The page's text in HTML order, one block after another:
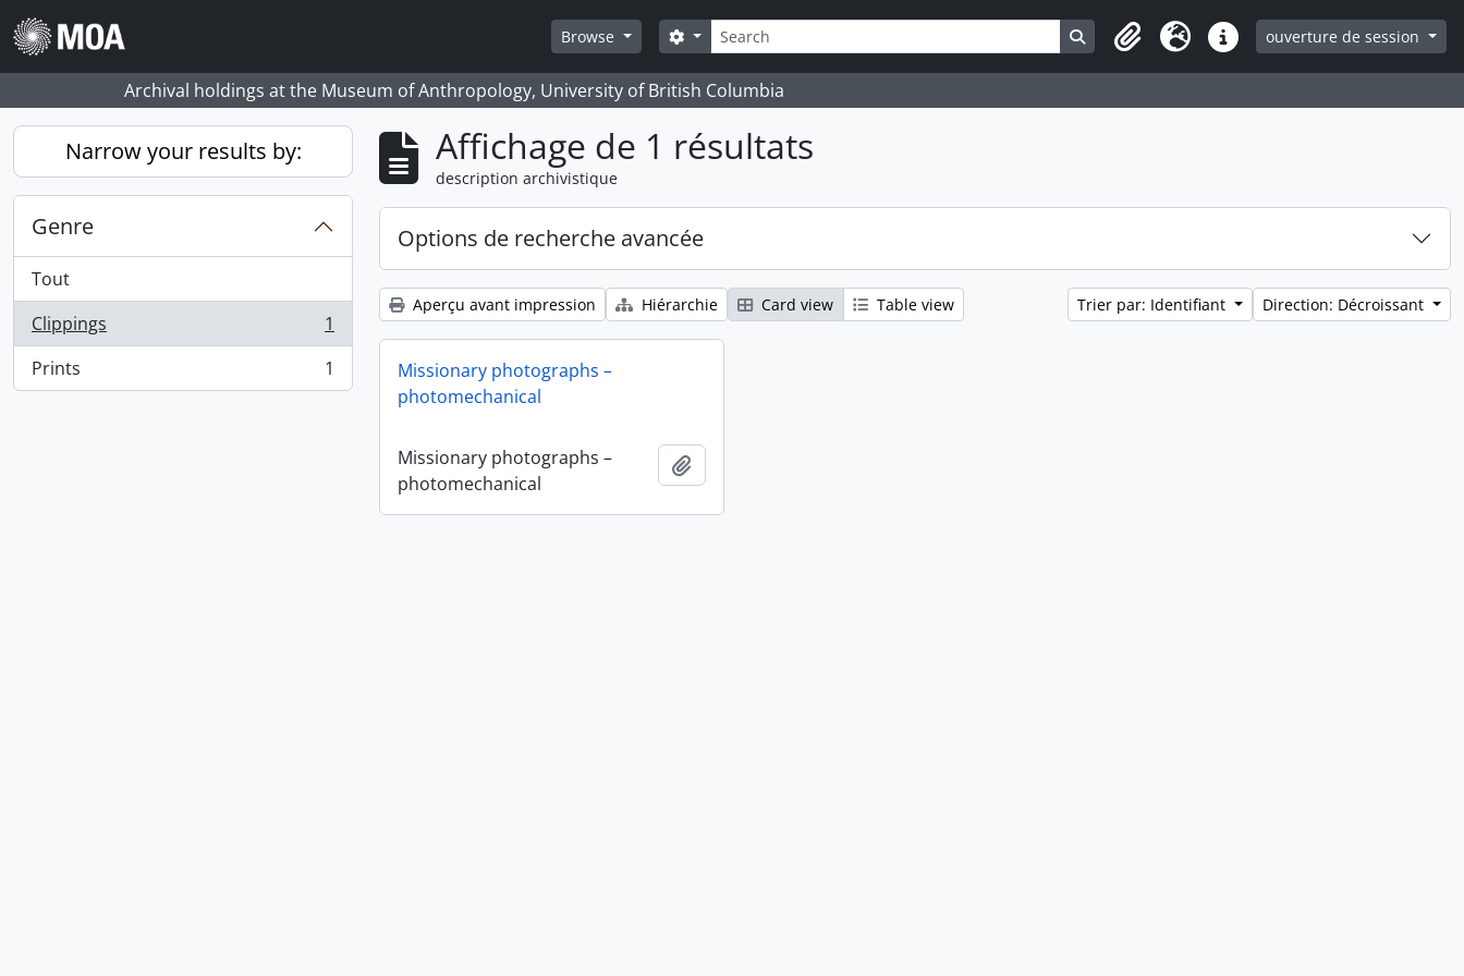
Skip to main content
Browse
Rechercher
Search options Search in browse page
ClipboardLangueLiens rapidesouverture de session
Archival holdings at the Museum of Anthropology, University of British Columbia
Narrow your results by:
Genre
Tout
Clippings
, 1 résultats
1
Prints
, 1 résultats 1
Affichage de 1 résultats
description archivistique
Options de recherche avancée
Aperçu avant impression Hiérarchie Card view Table view Trier par: Identifiant Direction: Décroissant
Missionary photographs –
photomechanical
Missionary photographs –
photomechanical